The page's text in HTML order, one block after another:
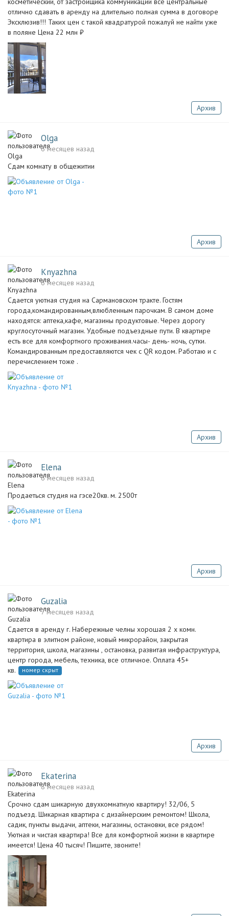
отлично сдавать в аренду на длительно полная сумма в договоре
Эксклюзив!!! Таких цен с такой квадратурой пожалуй не найти уже
в поляне Цена 22 млн ₽
Архив
Olga
6 месяцев назад
Сдам комнату в общежитии
Архив
Knyazhna
6 месяцев назад
Сдается уютная студия на Сармановском тракте. Гостям
города,командированным,влюбленным парочкам. В самом доме
находятся: аптека,кафе, магазины продуктовые. Через дорогу
круглосуточный магазин. Удобные подъездные пути. В квартире
есть все для комфортного проживания.часы- день- ночь, сутки.
Командированным предоставляются чек с QR кодом. Работаю и с
перечислением тоже .
Архив
Elena
6 месяцев назад
Продаеться студия на гэсе20кв. м. 2500т
Архив
Guzalia
7 месяцев назад
Сдается в аренду г. Набережные челны хорошая 2 х комн.
квартира в элитном районе, новый микрорайон, закрытая
территория, школа, магазины , остановка, развитая инфраструктура,
центр города, мебель, техника, все отличное. Оплата 45+
кв.
номер скрыт
Архив
Ekaterina
8 месяцев назад
Срочно сдам шикарную двухкомнатную квартиру! 32/06, 5
подъезд. Шикарная квартира с дизайнерским ремонтом! Школа,
садик, пункты выдачи, аптеки, магазины, остановки, все рядом!
Уютная и чистая квартира! Все для комфортной жизни в квартире
имеется! Цена 40 тысяч! Пишите, звоните!